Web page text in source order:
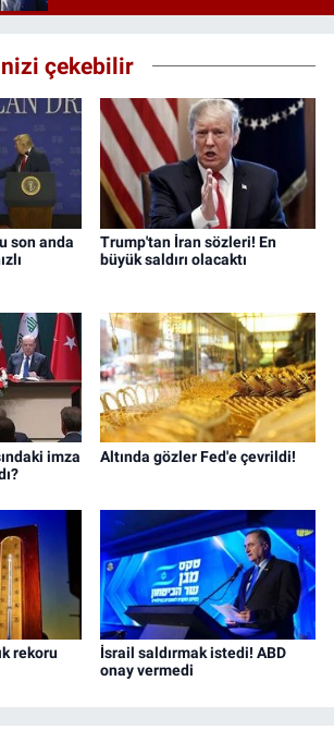
çekebilir
son anda
Trump'tan İran sözleri! En
büyük saldırı olacaktı
imza
Altında gözler Fed'e çevrildi!
rekoru
İsrail saldırmak istedi! ABD
onay vermedi